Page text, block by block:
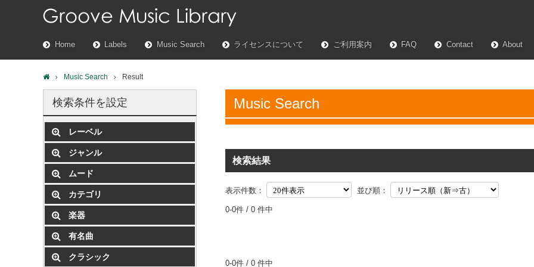
Home Labels Music Search ライセンスについて ご利用案内 FAQ Contact About
Music Search Result
Music Search
検索結果
表示件数： 並び順：
0-0件 / 0 件中
0-0件 / 0 件中
検索条件を設定
レーベル
ジャンル
ムード
カテゴリ
楽器
有名曲
クラシック